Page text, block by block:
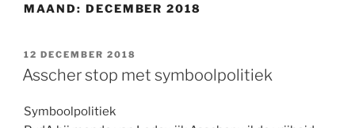
MAAND: DECEMBER 2018
GEPLAATST
OP
12 DECEMBER 2018
Asscher stop met symboolpolitiek
Symboolpolitiek